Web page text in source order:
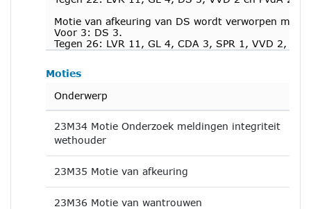
Motie van afkeuring van DS wordt verworpen met
Voor 3: DS 3.
Tegen 26: LVR 11, GL 4, CDA 3, SPR 1, VVD 2,
Moties
Onderwerp
23M34 Motie Onderzoek meldingen integriteit
wethouder
23M35 Motie van afkeuring
23M36 Motie van wantrouwen